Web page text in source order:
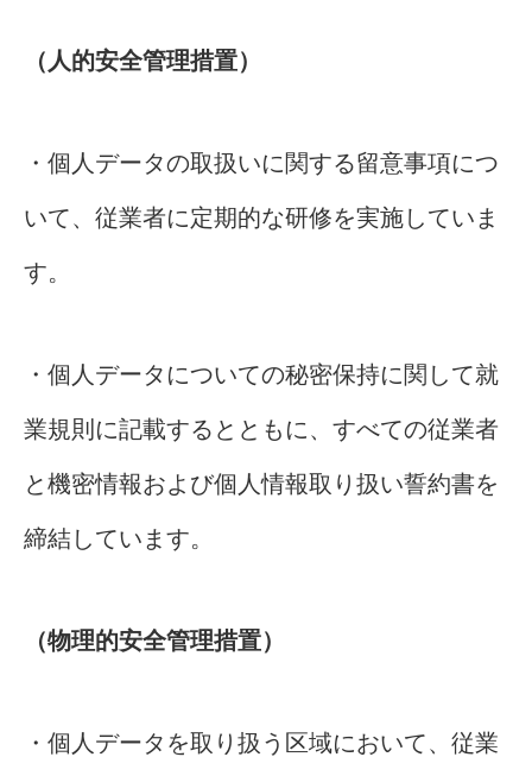
（人的安全管理措置）
・個人データの取扱いに関する留意事項につ
いて、従業者に定期的な研修を実施していま
す。
・個人データについての秘密保持に関して就
業規則に記載するとともに、すべての従業者
と機密情報および個人情報取り扱い誓約書を
締結しています。
（物理的安全管理措置）
・個人データを取り扱う区域において、従業